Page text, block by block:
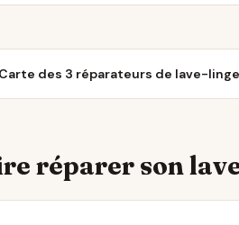
Carte des 3 réparateurs de lave-
réparer son